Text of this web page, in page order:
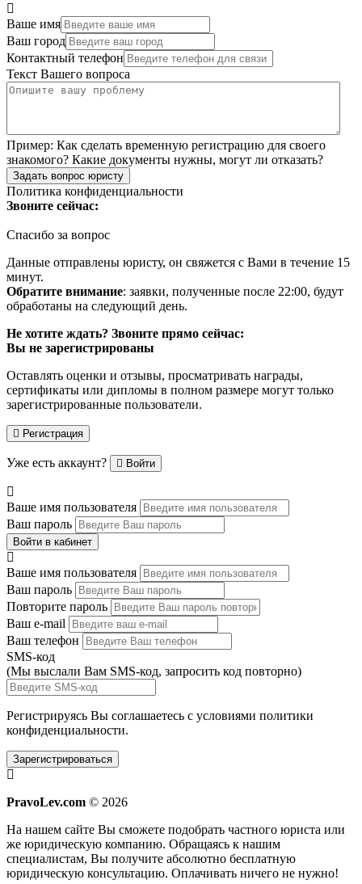
Ваше имя
Ваш город
Контактный телефон
Текст Вашего вопроса
Пример: Как сделать временную регистрацию для своего
знакомого? Какие документы нужны, могут ли отказать?
Задать вопрос юристу
Политика конфиденциальности
Звоните сейчас:
Спасибо за вопрос
Данные отправлены юристу, он свяжется с Вами в течение 15
минут.
Обратите внимание: заявки, полученные после 22:00, будут
обработаны на следующий день.
Не хотите ждать? Звоните прямо сейчас:
Вы не зарегистрированы
Оставлять оценки и отзывы, просматривать награды,
сертификаты или дипломы в полном размере могут только
зарегистрированные пользователи.
Регистрация
Уже есть аккаунт? Войти
Ваше имя пользователя
Ваш пароль
Войти в кабинет
Ваше имя пользователя
Ваш пароль
Повторите пароль
Ваш e-mail
Ваш телефон
SMS-код
(Мы выслали Вам SMS-код, запросить код повторно)
Регистрируясь Вы соглашаетесь с условиями политики
конфиденциальности.
Зарегистрироваться
PravoLev.com © 2026
На нашем сайте Вы сможете подобрать частного юриста или
же юридическую компанию. Обращаясь к нашим
специалистам, Вы получите абсолютно бесплатную
юридическую консультацию. Оплачивать ничего не нужно!